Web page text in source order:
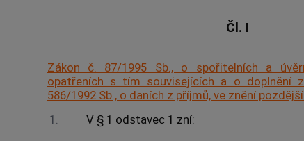
Čl. I
Zákon č. 87/1995 Sb., o spořitelních a
opatřeních s tím souvisejících a o doplnění
586/1992 Sb., o daních z příjmů, ve znění
1.
V § 1 odstavec 1 zní: